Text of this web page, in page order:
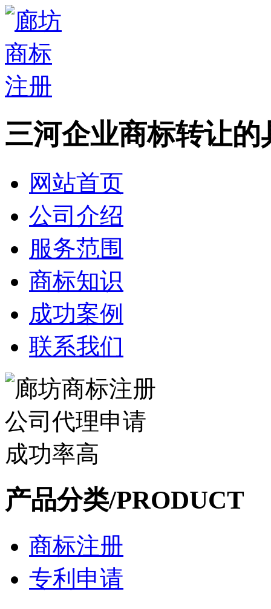
三河企业商标转让的
网站首页
公司介绍
服务范围
商标知识
成功案例
联系我们
产品分类/PRODUCT
商标注册
专利申请